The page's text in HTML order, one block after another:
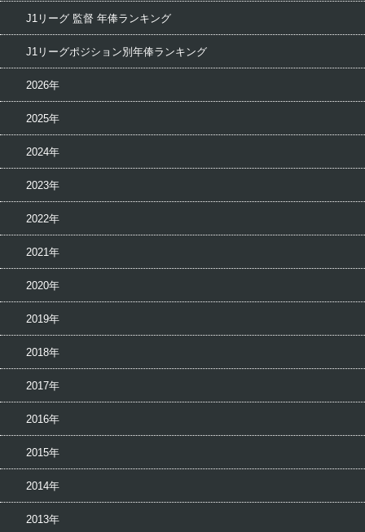
J1リーグ 監督 年俸ランキング
J1リーグポジション別年俸ランキング
2026年
2025年
2024年
2023年
2022年
2021年
2020年
2019年
2018年
2017年
2016年
2015年
2014年
2013年